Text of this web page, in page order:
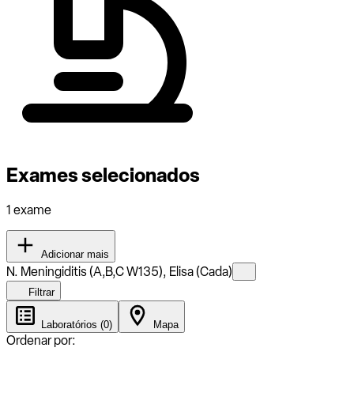
Exames selecionados
1 exame
Adicionar mais
N. Meningiditis (A,B,C W135), Elisa (Cada)
Filtrar
Laboratórios (0) Mapa
Ordenar por: